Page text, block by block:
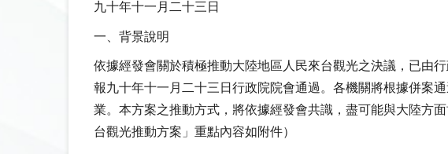
九十年十一月二十三日
一、背景說明
依據經發會關於積極推動大陸地區人民來台觀光之決議，已由
報九十年十一月二十三日行政院院會通過。各機關將根據併案
業。本方案之推動方式，將依據經發會共識，盡可能與大陸方
台觀光推動方案」重點內容如附件）